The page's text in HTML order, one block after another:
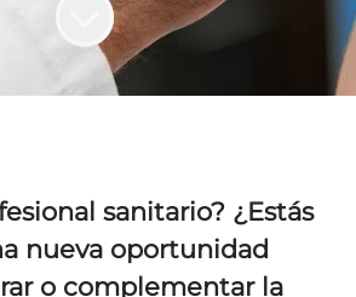
sanitario? ¿Estás
nueva oportunidad
o complementar la